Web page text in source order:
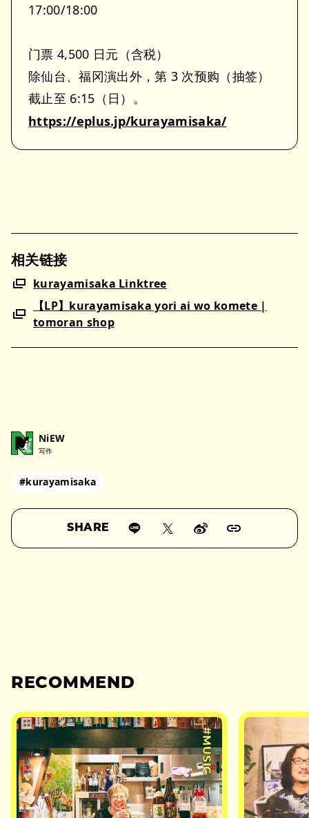
17:00/18:00
门票 4,500 日元（含税）
除仙台、福冈演出外，第 3 次预购（抽签）
截止至 6:15（日）。
https://eplus.jp/kurayamisaka/
相关链接
kurayamisaka Linktree
【LP】kurayamisaka yori ai wo komete |
tomoran shop
NiEW
写作
#kurayamisaka
SHARE
RECOMMEND
#MUSIC